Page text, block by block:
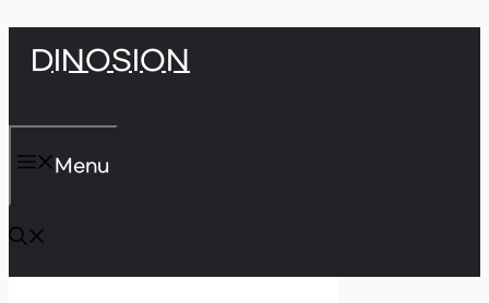
SkipDINOSION
Menu